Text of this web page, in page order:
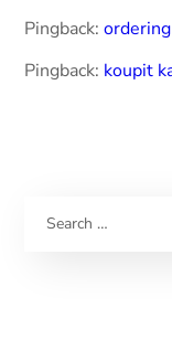
Pingback:
Pingback: koupit